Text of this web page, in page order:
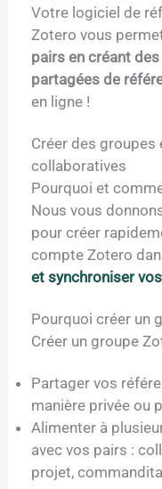
Votre logiciel de
Zotero vous
pairs en créant
partagées de
en ligne !
Créer des
collaboratives
Pourquoi et
Nous vous
pour créer
compte Zotero
et synchroniser
Pourquoi créer un
Créer un groupe
Partager vos
manière privée ou
Alimenter à
avec vos pairs :
projet,